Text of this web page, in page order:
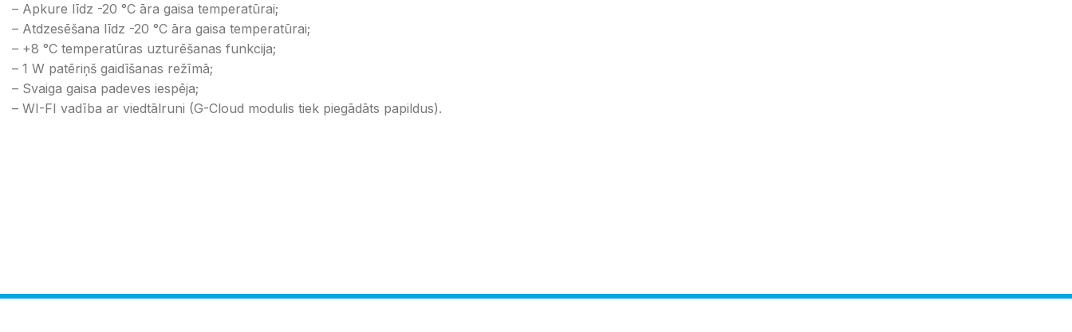
– Apkure līdz -20 °C āra gaisa temperatūrai;
– Atdzesēšana līdz -20 °C āra gaisa temperatūrai;
– +8 °C temperatūras uzturēšanas funkcija;
– 1 W patēriņš gaidīšanas režīmā;
– Svaiga gaisa padeves iespēja;
– WI-FI vadība ar viedtālruni (G-Cloud modulis tiek piegādāts papildus).